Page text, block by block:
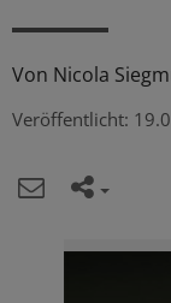
Von Nicola
Veröffentlicht: